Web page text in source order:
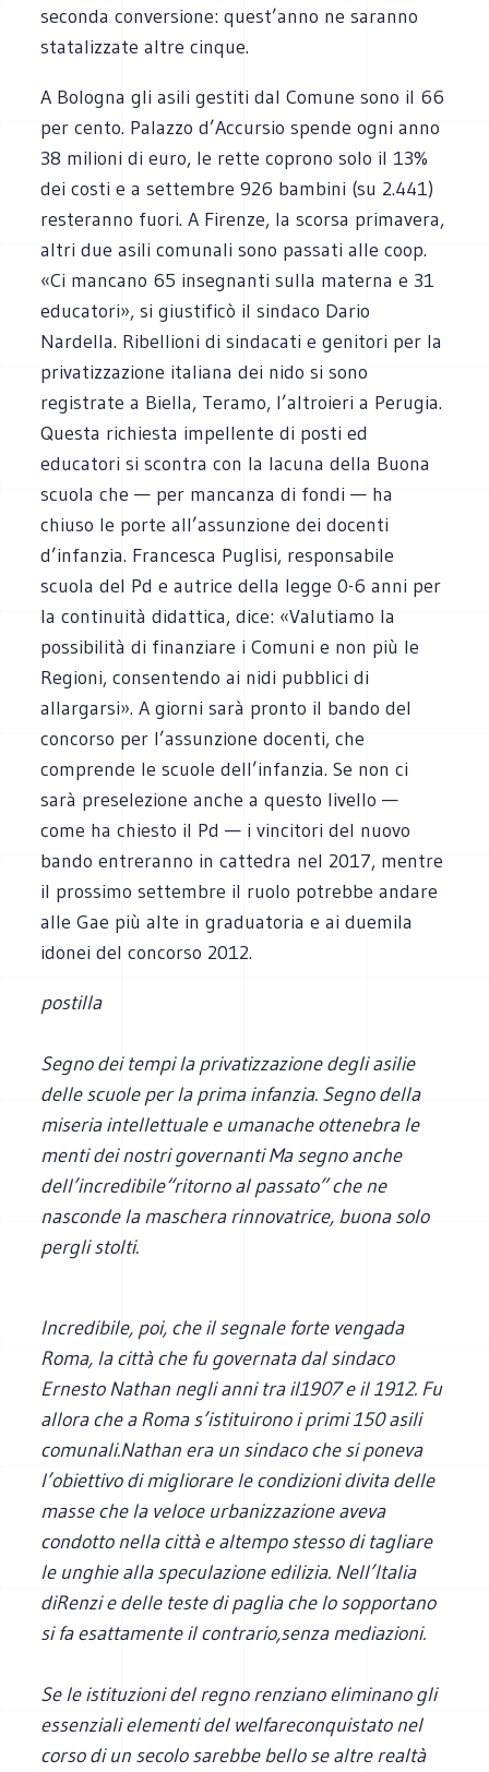
seconda conversione: quest’anno ne saranno
statalizzate altre cinque.
A Bologna gli asili gestiti dal Comune sono il 66
per cento. Palazzo d’Accursio spende ogni anno
38 milioni di euro, le rette coprono solo il 13%
dei costi e a settembre 926 bambini (su 2.441)
resteranno fuori. A Firenze, la scorsa primavera,
altri due asili comunali sono passati alle coop.
«Ci mancano 65 insegnanti sulla materna e 31
educatori», si giustificò il sindaco Dario
Nardella. Ribellioni di sindacati e genitori per la
privatizzazione italiana dei nido si sono
registrate a Biella, Teramo, l’altroieri a Perugia.
Questa richiesta impellente di posti ed
educatori si scontra con la lacuna della Buona
scuola che — per mancanza di fondi — ha
chiuso le porte all’assunzione dei docenti
d’infanzia. Francesca Puglisi, responsabile
scuola del Pd e autrice della legge 0-6 anni per
la continuità didattica, dice: «Valutiamo la
possibilità di finanziare i Comuni e non più le
Regioni, consentendo ai nidi pubblici di
allargarsi». A giorni sarà pronto il bando del
concorso per l’assunzione docenti, che
comprende le scuole dell’infanzia. Se non ci
sarà preselezione anche a questo livello —
come ha chiesto il Pd — i vincitori del nuovo
bando entreranno in cattedra nel 2017, mentre
il prossimo settembre il ruolo potrebbe andare
alle Gae più alte in graduatoria e ai duemila
idonei del concorso 2012.
postilla
Segno dei tempi la privatizzazione degli asilie
delle scuole per la prima infanzia. Segno della
miseria intellettuale e umanache ottenebra le
menti dei nostri governanti Ma segno anche
dell’incredibile“ritorno al passato” che ne
nasconde la maschera rinnovatrice, buona solo
pergli stolti.
Incredibile, poi, che il segnale forte vengada
Roma, la città che fu governata dal sindaco
Ernesto Nathan negli anni tra il1907 e il 1912. Fu
allora che a Roma s’istituirono i primi 150 asili
comunali.Nathan era un sindaco che si poneva
l’obiettivo di migliorare le condizioni divita delle
masse che la veloce urbanizzazione aveva
condotto nella città e altempo stesso di tagliare
le unghie alla speculazione edilizia. Nell’Italia
diRenzi e delle teste di paglia che lo sopportano
si fa esattamente il contrario,senza mediazioni.
Se le istituzioni del regno renzianoeliminano gli
essenziali elementi del welfareconquistato nel
corso di un secolo sarebbe bello se altre realtà